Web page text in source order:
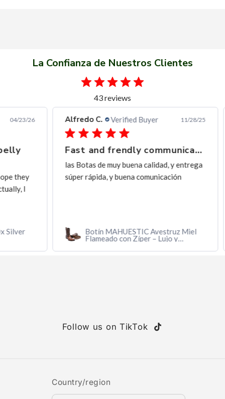
La Confianza de Nuestros Clientes
43 reviews
26 Alfredo C. Verified Buyer 11/28/25
Fast and frendly communication
las Botas de muy buena calidad, y entrega
súper rápida, y buena comunicación
Botín MAHUESTIC Avestruz Miel
Flameado con Zíper – Lujo y
Follow us on TikTok
TikTok
Country/region